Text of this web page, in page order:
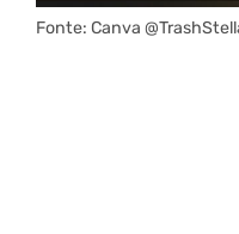
Fonte: Canva